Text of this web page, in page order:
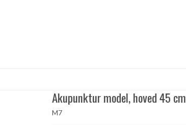
Akupunktur model, hoved 45 cm
M7